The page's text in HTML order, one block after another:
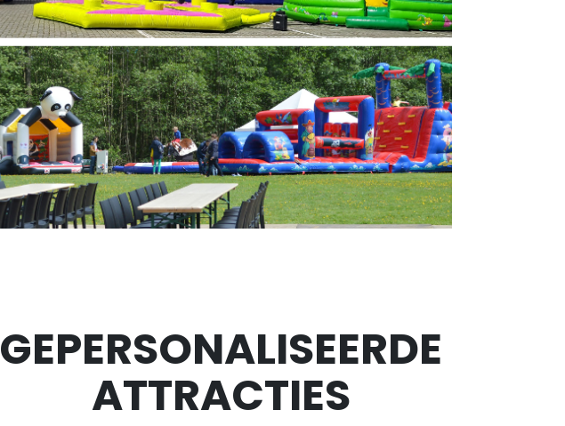
GEPERSONALISEERDE
ATTRACTIES